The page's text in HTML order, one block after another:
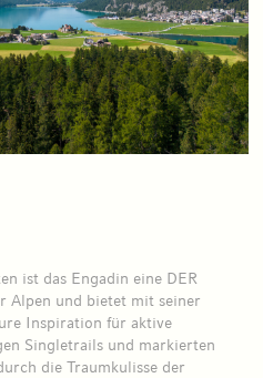
ist das Engadin eine DER
Alpen und bietet mit seiner
Inspiration für aktive
Singletrails und markierten
die Traumkulisse der